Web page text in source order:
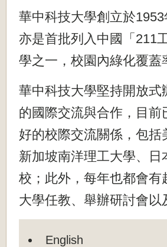
華中科技大學創立於
亦是首批列入中國「211
學之一，校園內綠化覆
華中科技大學堅持開放
的國際交流與合作，目
好的校際交流關係，包
新加坡南洋理工大學、
校；此外，每年也都會
大學任教、舉辦研討會
English